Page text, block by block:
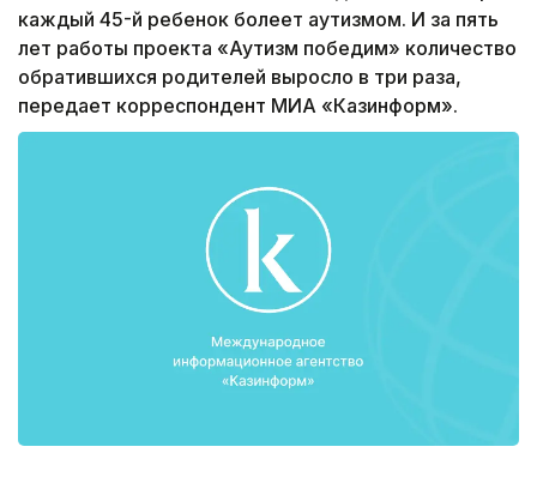
каждый 45-й ребенок болеет аутизмом. И за пять
лет работы проекта «Аутизм победим» количество
обратившихся родителей выросло в три раза,
передает корреспондент МИА «Казинформ».